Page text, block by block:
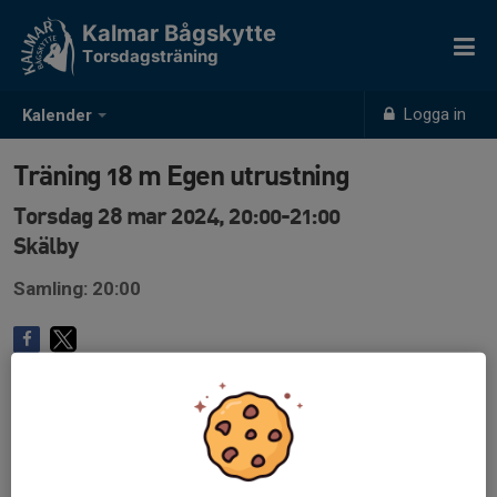
Kalender Logga in
Kalmar Bågskytte
Torsdagsträning
Träning 18 m Egen utrustning
Torsdag 28 mar 2024, 20:00-21:00
Skälby
Samling: 20:00